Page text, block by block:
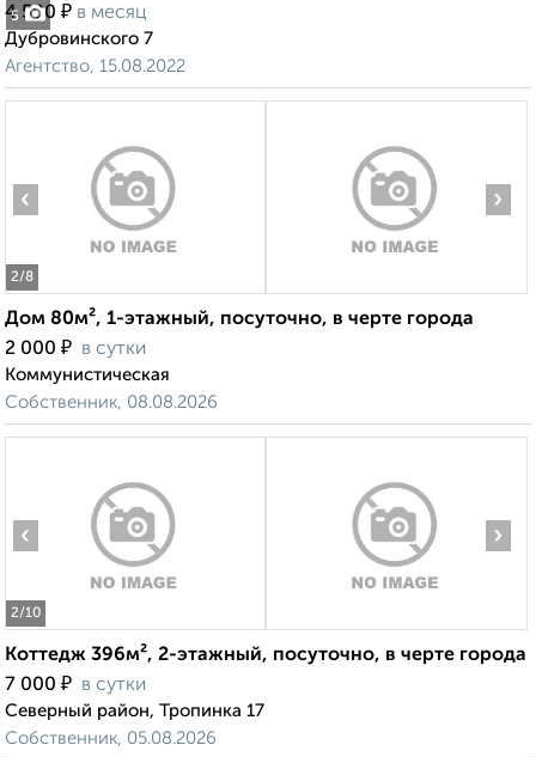
5
4 500 ₽ в месяц
Дубровинского 7
Агентство, 15.08.2022
2/8
‹ ›
Дом 80м², 1-этажный, посуточно, в черте города
2 000 ₽ в сутки
Коммунистическая
Собственник, 08.08.2026
2/10
‹ ›
Коттедж 396м², 2-этажный, посуточно, в черте города
7 000 ₽ в сутки
Северный район, Тропинка 17
Собственник, 05.08.2026